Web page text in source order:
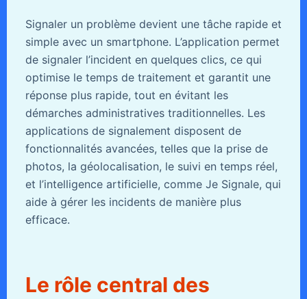
Signaler un problème devient une tâche rapide et
simple avec un smartphone. L’application permet
de signaler l’incident en quelques clics, ce qui
optimise le temps de traitement et garantit une
réponse plus rapide, tout en évitant les
démarches administratives traditionnelles. Les
applications de signalement disposent de
fonctionnalités avancées, telles que la prise de
photos, la géolocalisation, le suivi en temps réel,
et l’intelligence artificielle, comme Je Signale, qui
aide à gérer les incidents de manière plus
efficace.
Le rôle central des